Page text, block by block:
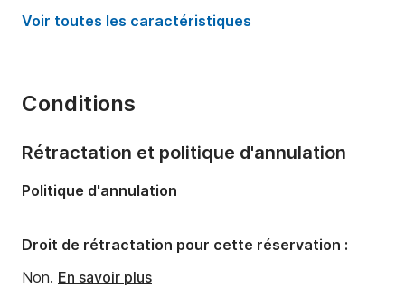
Puissance moteur:
560cv
Capacité à bord:
Nombre de salles de bains:
Voir toutes les caractéristiques
Conditions
Rétractation et politique d'annulation
Politique d'annulation
Droit de rétractation pour cette réservation :
Non. En savoir plus